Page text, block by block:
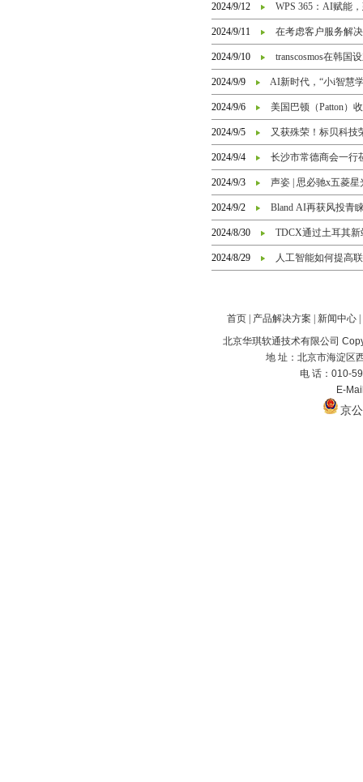
2024/9/12 WPS 365：AI赋能
2024/9/11 在考虑客户服务解
2024/9/10 transcosmos在韩国
2024/9/9 AI新时代，“小i智慧
2024/9/6 美国巴顿（Patton）
2024/9/5 又获殊荣！标贝科技
2024/9/4 长沙市常德商会一行
2024/9/3 声姿 | 思必驰x五菱星
2024/9/2 Bland AI再获风投青
2024/8/30 TDCX通过土耳其
2024/8/29 人工智能如何提高
首页 产品解决方案 新闻中心
北京华琪软通技术有限公司
地 址：北京市海淀区
电 话：010-
E-
京